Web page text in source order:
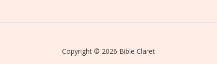
Copyright © 2026 Bible Claret